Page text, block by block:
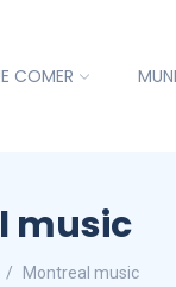
COMER
music
Montreal music